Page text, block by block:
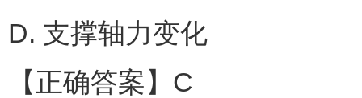
D. 支撑轴力变化
【正确答案】C